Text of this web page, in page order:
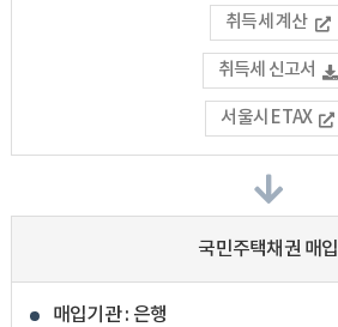
취득세 계산
취득세 신고서
서울시 ETAX
국민주택채권 매입
매입기관 : 은행